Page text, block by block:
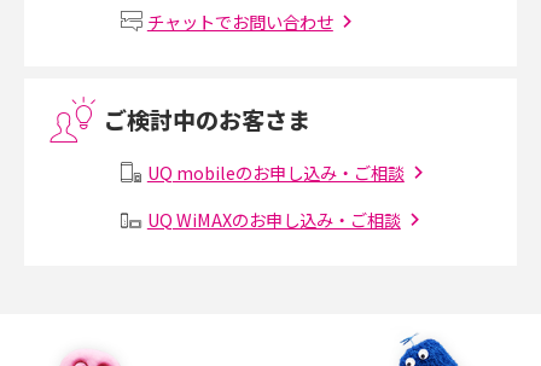
Threads（スレッズ）とは？主な機能や登録方法、投稿の仕方を解説
Instagram（インスタグラム）でスクショするとバレる？バレるケースや撮
チャットでお問い合わせ
ご検討中のお客さま
UQ mobileのお申し込み・ご相談
UQ WiMAXのお申し込み・ご相談